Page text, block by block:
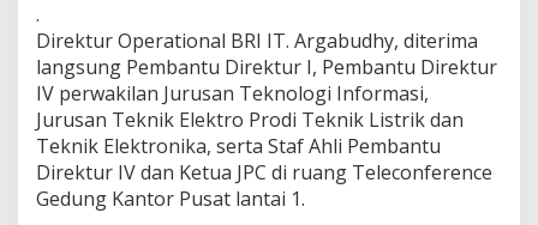
s
a
m
a
D
e
n
g
a
.
Direktur Operational BRI IT. Argabudhy, diterima
langsung Pembantu Direktur I, Pembantu Direktur
IV perwakilan Jurusan Teknologi Informasi,
Jurusan Teknik Elektro Prodi Teknik Listrik dan
Teknik Elektronika, serta Staf Ahli Pembantu
Direktur IV dan Ketua JPC di ruang Teleconference
Gedung Kantor Pusat lantai 1.